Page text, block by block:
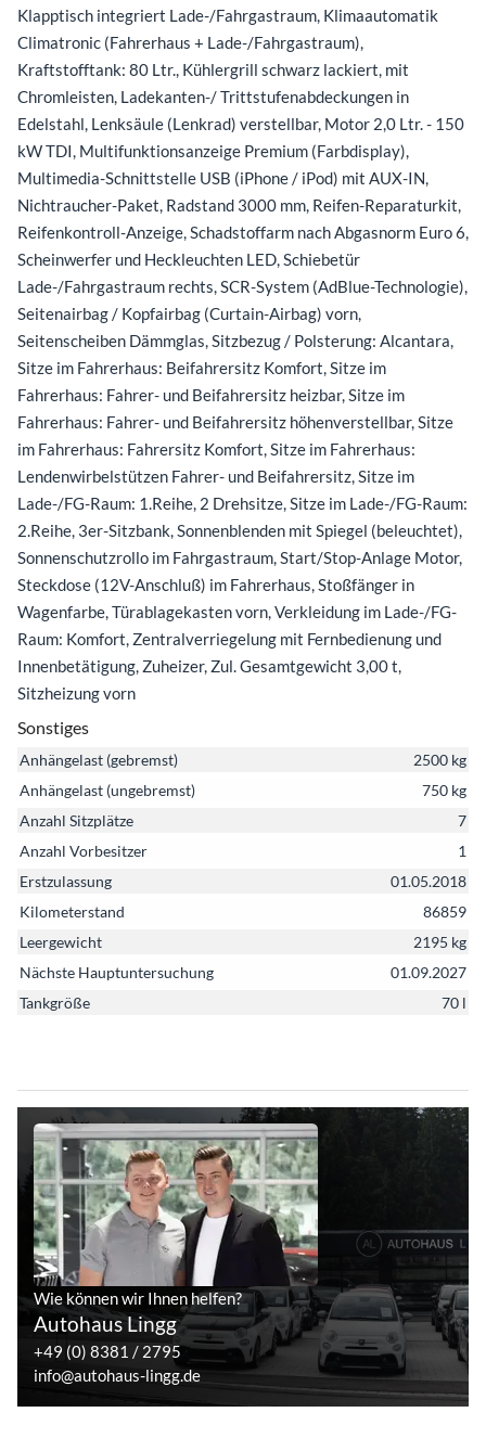
Klapptisch integriert Lade-/Fahrgastraum, Klimaautomatik
Climatronic (Fahrerhaus + Lade-/Fahrgastraum),
Kraftstofftank: 80 Ltr., Kühlergrill schwarz lackiert, mit
Chromleisten, Ladekanten-/ Trittstufenabdeckungen in
Edelstahl, Lenksäule (Lenkrad) verstellbar, Motor 2,0 Ltr. - 150
kW TDI, Multifunktionsanzeige Premium (Farbdisplay),
Multimedia-Schnittstelle USB (iPhone / iPod) mit AUX-IN,
Nichtraucher-Paket, Radstand 3000 mm, Reifen-Reparaturkit,
Reifenkontroll-Anzeige, Schadstoffarm nach Abgasnorm Euro 6,
Scheinwerfer und Heckleuchten LED, Schiebetür
Lade-/Fahrgastraum rechts, SCR-System (AdBlue-Technologie),
Seitenairbag / Kopfairbag (Curtain-Airbag) vorn,
Seitenscheiben Dämmglas, Sitzbezug / Polsterung: Alcantara,
Sitze im Fahrerhaus: Beifahrersitz Komfort, Sitze im
Fahrerhaus: Fahrer- und Beifahrersitz heizbar, Sitze im
Fahrerhaus: Fahrer- und Beifahrersitz höhenverstellbar, Sitze
im Fahrerhaus: Fahrersitz Komfort, Sitze im Fahrerhaus:
Lendenwirbelstützen Fahrer- und Beifahrersitz, Sitze im
Lade-/FG-Raum: 1.Reihe, 2 Drehsitze, Sitze im Lade-/FG-Raum:
2.Reihe, 3er-Sitzbank, Sonnenblenden mit Spiegel (beleuchtet),
Sonnenschutzrollo im Fahrgastraum, Start/Stop-Anlage Motor,
Steckdose (12V-Anschluß) im Fahrerhaus, Stoßfänger in
Wagenfarbe, Türablagekasten vorn, Verkleidung im Lade-/FG-
Raum: Komfort, Zentralverriegelung mit Fernbedienung und
Innenbetätigung, Zuheizer, Zul. Gesamtgewicht 3,00 t,
Sitzheizung vorn
Sonstiges
Anhängelast (gebremst)
2500 kg
Anhängelast (ungebremst)
750 kg
Anzahl Sitzplätze
7
Anzahl Vorbesitzer
1
Erstzulassung
01.05.2018
Kilometerstand
86859
Leergewicht
2195 kg
Nächste Hauptuntersuchung
01.09.2027
Tankgröße
70 l
Wie können wir Ihnen helfen?
Autohaus Lingg
+49 (0) 8381 / 2795
info@autohaus-lingg.de